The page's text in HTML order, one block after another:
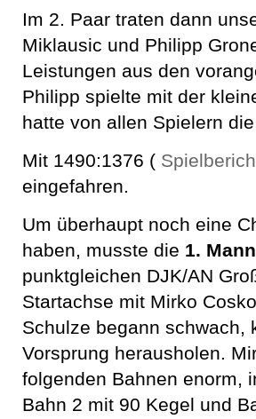
Im 2. Paar traten dann
Miklausic und Philipp
Leistungen aus den
Philipp spielte mit der
hatte von allen Spielern
Mit 1490:1376 (
eingefahren.
Um überhaupt noch eine
haben, musste die 1.
punktgleichen DJK/AN
Startachse mit Mirko
Schulze begann schwach,
Vorsprung herausholen.
folgenden Bahnen enorm,
Bahn 2 mit 90 Kegel und